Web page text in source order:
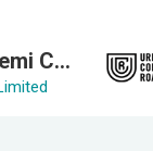
廚師 Commis / Demi Chef (全職/ 兼職) (工作地點:中環)